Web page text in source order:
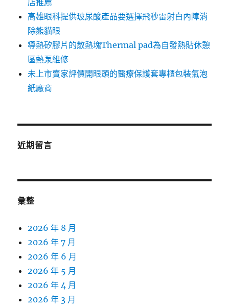
店推薦
高雄眼科提供玻尿酸產品要選擇飛秒雷射白內障消
除熊貓眼
導熱矽膠片的散熱塊Thermal pad為自發熱貼休憩
區熱泵維修
未上市賣家評價開眼頭的醫療保護套專櫃包裝氣泡
紙廠商
近期留言
彙整
2026 年 8 月
2026 年 7 月
2026 年 6 月
2026 年 5 月
2026 年 4 月
2026 年 3 月